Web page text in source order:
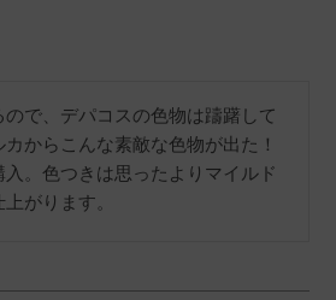
で、デパコスの色物は躊躇して
からこんな素敵な色物が出た！
入。色つきは思ったよりマイルド
がります。